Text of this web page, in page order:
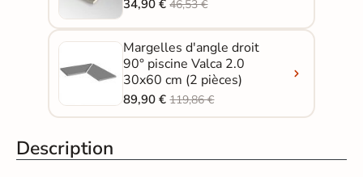
34,90 €46,53 €
Margelles d'angle droit
90° piscine Valca 2.0
30x60 cm (2 pièces)
89,90 €119,86 €
Description